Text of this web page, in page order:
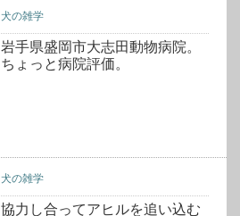
犬の雑学
岩手県盛岡市大志田動物病院。
ちょっと病院評価。
犬の雑学
協力し合ってアヒルを追い込む